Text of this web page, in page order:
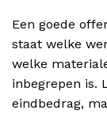
Een goede
staat welke
welke
inbegrepen is.
eindbedrag,